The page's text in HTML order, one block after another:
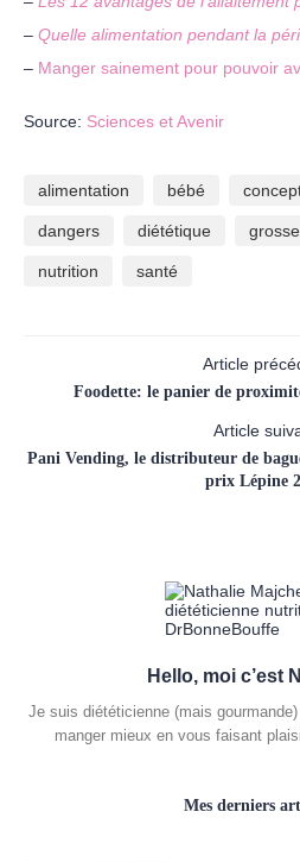
– Quelle alimentation pendant la
– Manger sainement pour pouvoir
Source: Sciences et Avenir
alimentation bébé
dangers diététique
nutrition santé
Article
Foodette: le panier de
Article
Pani Vending, le distributeur de
prix Lépine
Hello, moi c’est
Je suis diététicienne (mais
manger mieux en vous faisant
Mes derniers